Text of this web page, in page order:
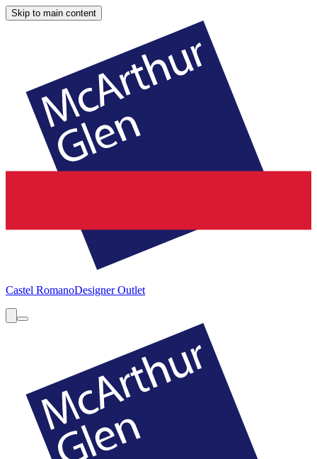
Skip to main content
Castel RomanoDesigner Outlet